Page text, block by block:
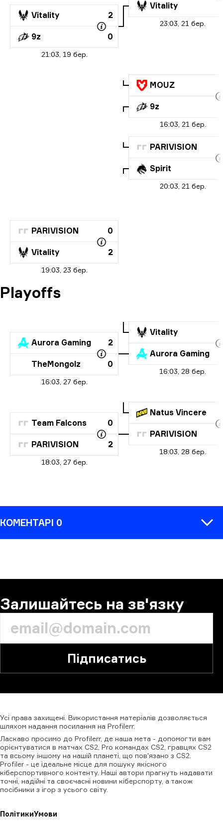
21:03, 19 бер.
Vitality 2
9z 0
23:03, 21 бер.
Vitality
16:03, 21 бер.
MOUZ
9z
20:03, 21 бер.
PARIVISION
Spirit
19:03, 23 бер.
PARIVISION 0
Vitality 2
Playoffs
16:03, 27 бер.
Aurora Gaming 2
TheMongolz 0
16:03, 28 бер.
Vitality
Aurora Gaming
18:03, 27 бер.
Team Falcons 0
PARIVISION 2
18:03, 28 бер.
Natus Vincere
PARIVISION
КОМЕНТАРІ 0
Залишайтесь на зв'язку
Підписатись
Усі права захищені. Використання матеріалів дозволяється
шляхом надання посилання на Profilerr.
Ласкаво просимо до Profilerr, де наша мета - допомогти вам
орієнтуватися в матчах CS2, Pro командах CS2, гравцях CS2
та всьому іншому на нашій планеті, що пов'язано з CS2.
Profiler - це ідеальне місце для пошуку якісного
кіберспортивного контенту. Наші автори прагнуть надавати
точні, надійні та своєчасні новини кіберспорту, а також
посібники з ігор з усього світу.
ПолітикиУмови